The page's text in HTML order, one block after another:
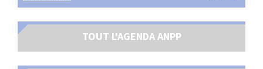
TOUT L'AGENDA ANPP